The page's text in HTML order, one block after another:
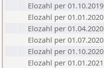
Elozahl per 01.10.2019
Elozahl per 01.01.2020
Elozahl per 01.04.2020
Elozahl per 01.07.2020
Elozahl per 01.10.2020
Elozahl per 01.01.2021